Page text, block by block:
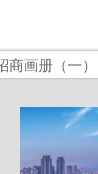
商画册（一）